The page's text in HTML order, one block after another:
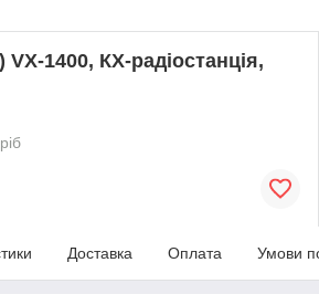
1400, КХ-радіостанція,
Доставка Оплата Умови